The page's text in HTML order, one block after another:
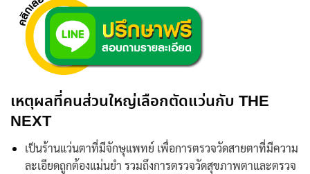
เหตุผลที่คนส่วนใหญ่เลือกตัดแว่นกับ THE
NEXT
เป็นร้านแว่นตาที่มีจักษุแพทย์ เพื่อการตรวจวัดสายตาที่มีความ
ละเอียดถูกต้องแม่นยำ รวมถึงการตรวจวัดสุขภาพตาและตรวจ